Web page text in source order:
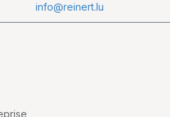
info@reinert.lu